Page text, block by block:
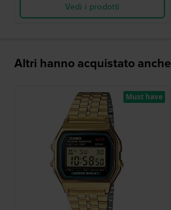
Vedi i prodotti
Altri hanno acquistato anche
Must have